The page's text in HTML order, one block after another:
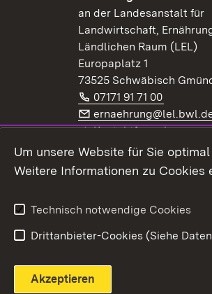
an der Landesanstalt für
Landwirtschaft,
Ländlichen Raum (LEL)
Europaplatz 1
73525 Schwäbisch
Telefon:
07171 91 71 00 (Öffnet
E-Mail:
Kontaktformular
Extern:
LinkedIn (Öffnet in
Um unsere Website für Sie
Weitere Informationen zu Cookies
Technisch notwendige Cookies
Drittanbieter-Cookies (Siehe
Akzeptieren